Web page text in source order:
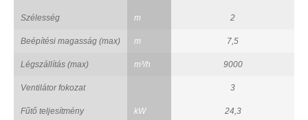
Szélesség m 2
Beépítési magasság (max) m 7,5
Légszállítás (max) m³/h 9000
Ventilátor fokozat 3
Fűtő teljesítmény kW 24,3